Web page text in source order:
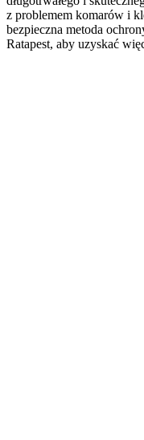
z problemem komarów i
bezpieczna metoda
Ratapest, aby uzyskać